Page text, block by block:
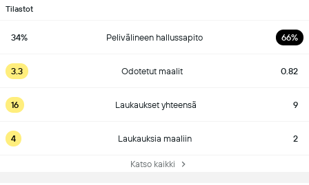
Tilastot
34% Pelivälineen hallussapito 66%
3.3 Odotetut maalit 0.82
16 Laukaukset yhteensä 9
4 Laukauksia maaliin 2
Katso kaikki